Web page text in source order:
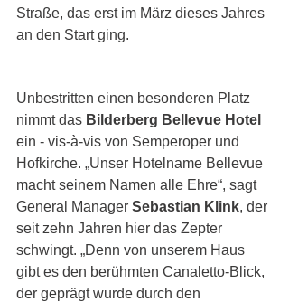
Straße, das erst im März dieses Jahres
an den Start ging.
Unbestritten einen besonderen Platz
nimmt das Bilderberg Bellevue Hotel
ein - vis-à-vis von Semperoper und
Hofkirche. „Unser Hotelname Bellevue
macht seinem Namen alle Ehre“, sagt
General Manager Sebastian Klink, der
seit zehn Jahren hier das Zepter
schwingt. „Denn von unserem Haus
gibt es den berühmten Canaletto-Blick,
der geprägt wurde durch den